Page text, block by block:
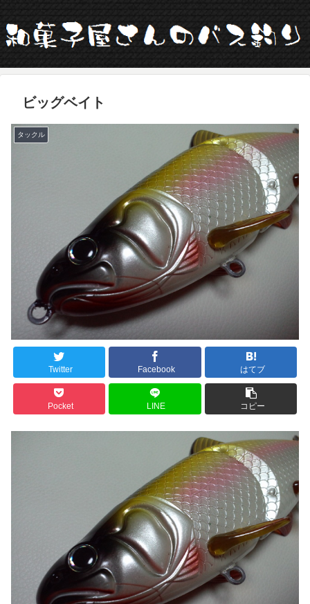
ビッグベイト
タックル
Twitter Facebook はてブ
Pocket LINE コピー